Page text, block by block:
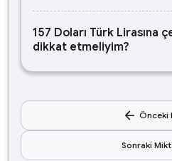
157 Doları Türk Lirasına
dikkat etmeliyim?
arrow_back Önceki
Sonraki